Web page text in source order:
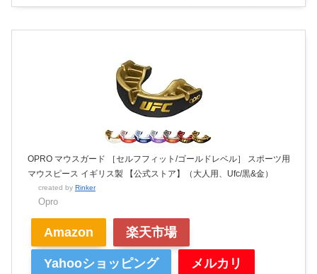
OPRO マウスガード ［セルフフィット/ゴールドレベル］ スポーツ用
マウスピース イギリス製 【公式ストア】（大人用、Ufc/黒&金）
created by Rinker
Opro
Amazon 楽天市場
Yahooショッピング メルカリ